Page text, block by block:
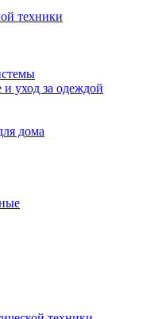
техники
уход за одеждой
дома